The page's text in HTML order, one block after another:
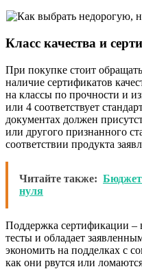
Класс качества и
При покупке стоит
наличие сертификатов
на классы по прочности и
или 4 соответствует
документах должен
или другого признанного
соответствии продукта
Читайте также: Бюджет
нуля
Поддержка сертификации –
тесты и обладает
экономить на подделках с
как они рвутся или